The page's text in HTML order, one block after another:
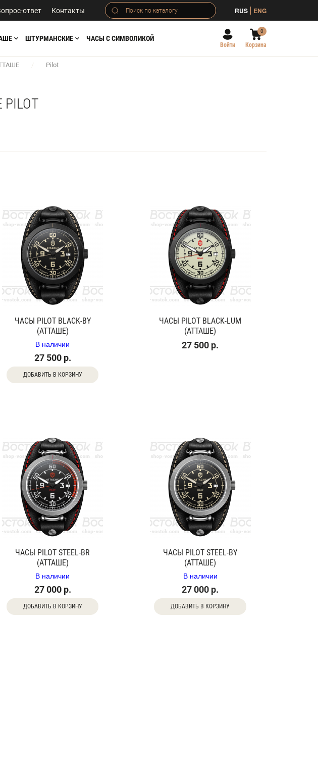
ответ Контакты RUS ENG
ШТУРМАНСКИЕ ЧАСЫ С СИМВОЛИКОЙ
Войти
0
Корзина
/ Pilot
ЧАСЫ PILOT BLACK-BY
(АТТАШЕ)
В наличии
27 500 р.
ДОБАВИТЬ В КОРЗИНУ
ЧАСЫ PILOT BLACK-LUM
(АТТАШЕ)
27 500 р.
ЧАСЫ PILOT STEEL-BR
(АТТАШЕ)
В наличии
27 000 р.
ДОБАВИТЬ В КОРЗИНУ
ЧАСЫ PILOT STEEL-BY
(АТТАШЕ)
В наличии
27 000 р.
ДОБАВИТЬ В КОРЗИНУ